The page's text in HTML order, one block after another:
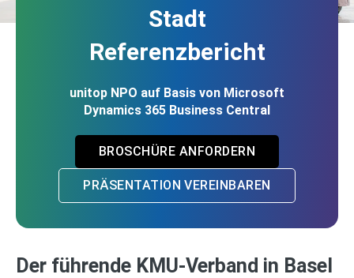
Stadt
Referenzbericht
unitop NPO auf Basis von Microsoft
Dynamics 365 Business Central
BROSCHÜRE ANFORDERN
PRÄSENTATION VEREINBAREN
Der führende KMU-Verband in Basel